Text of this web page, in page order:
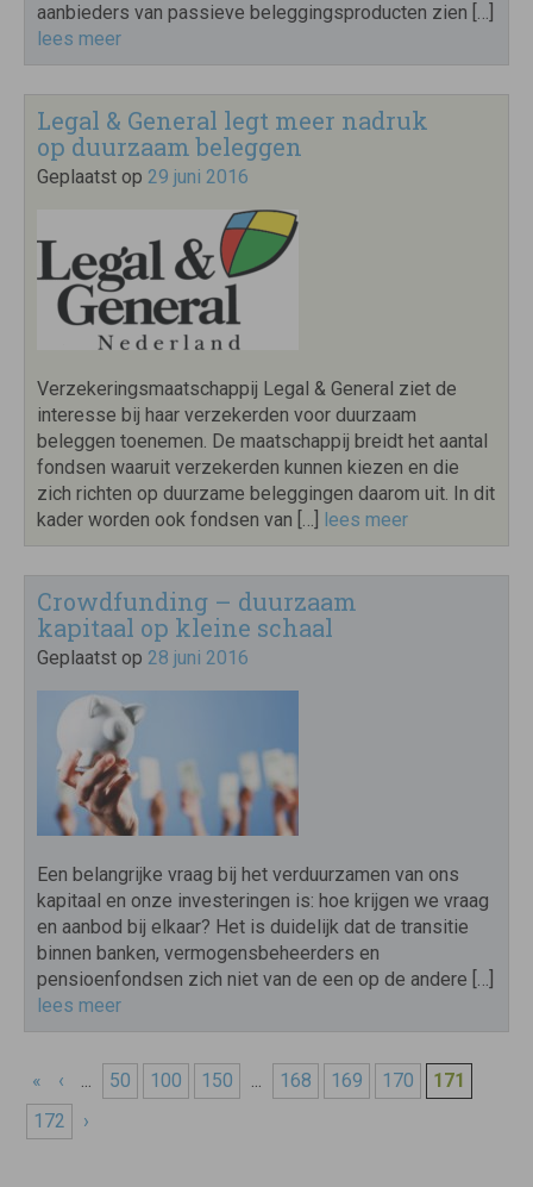
aanbieders van passieve beleggingsproducten zien […]
lees meer
Legal & General legt meer nadruk
op duurzaam beleggen
Geplaatst op 29 juni 2016
Verzekeringsmaatschappij Legal & General ziet de
interesse bij haar verzekerden voor duurzaam
beleggen toenemen. De maatschappij breidt het aantal
fondsen waaruit verzekerden kunnen kiezen en die
zich richten op duurzame beleggingen daarom uit. In dit
kader worden ook fondsen van […] lees meer
Crowdfunding – duurzaam
kapitaal op kleine schaal
Geplaatst op 28 juni 2016
Een belangrijke vraag bij het verduurzamen van ons
kapitaal en onze investeringen is: hoe krijgen we vraag
en aanbod bij elkaar? Het is duidelijk dat de transitie
binnen banken, vermogensbeheerders en
pensioenfondsen zich niet van de een op de andere […]
lees meer
« ‹ ... 50 100 150 ... 168 169 170
171
172
›